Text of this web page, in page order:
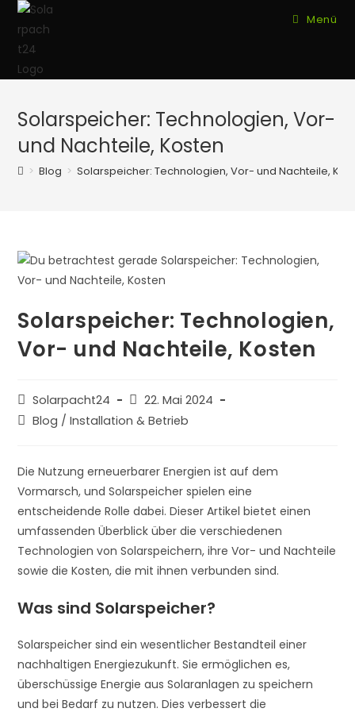
Zum
Inhalt
springen
Menü
Solarspeicher: Technologien, Vor-
und Nachteile, Kosten
> Blog > Solarspeicher: Technologien, Vor- und Nachteile,
Solarspeicher: Technologien,
Vor- und Nachteile, Kosten
Beitrags-
Autor:
Solarpacht24
Beitrag
veröffentlicht:
22. Mai 2024
Beitrags-
Blog / Installation & Betrieb
Die Nutzung erneuerbarer Energien ist auf dem
Vormarsch, und Solarspeicher spielen eine
entscheidende Rolle dabei. Dieser Artikel bietet einen
umfassenden Überblick über die verschiedenen
Technologien von Solarspeichern, ihre Vor- und Nachteile
sowie die Kosten, die mit ihnen verbunden sind.
Was sind Solarspeicher?
Solarspeicher sind ein wesentlicher Bestandteil einer
nachhaltigen Energiezukunft. Sie ermöglichen es,
überschüssige Energie aus Solaranlagen zu speichern
und bei Bedarf zu nutzen. Dies verbessert die